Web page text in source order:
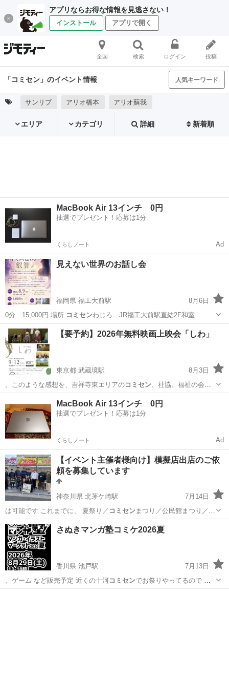
アプリならお得な情報を見逃さない！
インストール アプリで開く
全国 検索 ログイン 投稿
「コミセン」のイベント情報 人気キーワード
サンリブ アリオ橋本 アリオ蘇我
エリア カテゴリ 詳細 新着順
MacBook Air 13インチ 0円
抽選でプレゼント！応募は1分
くらしノート Ad
見えない世界のお話し会
福岡県 福工大前駅
8月6日
0分 15,000円 場所 コミセンわじろ JR福工大前駅直結2F和室
福岡 福岡市 福工大前駅 その他 コミセン
【要予約】2026年無料映画上映会「しわ」
東京都 武蔵境駅
8月3日
。このような感想を、吉祥寺東エリアのコミセン、社協、福祉の会、
企業やお店の方々に…
その他 上映会
MacBook Air 13インチ 0円
抽選でプレゼント！応募は1分
くらしノート Ad
【イベント主催者様向け】模擬店出店のご依
頼を募集しています
神奈川県 北茅ケ崎駅
7月14日
は可能です これまでに、 夏祭り／ コミセンまつり／公民館まつり／青
少年会館フェ…
神奈川 茅ヶ崎市 北茅ケ崎駅 地域/お祭り
さぬきマンガ塾コミケ2026夏
香川県 池戸駅
7月13日
、ゲーム など販売予定 近くの十河コミセンでお祭りやってるので つ
いでにのぞき…